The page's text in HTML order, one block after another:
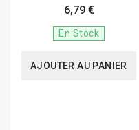
6,79 €
En Stock
AJOUTER AU PANIER